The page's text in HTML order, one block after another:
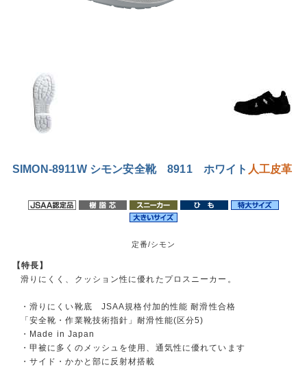
SIMON-8911W シモン安全靴 8911 ホワイト 人工皮革
定番/シモン
【特長】
滑りにくく、クッション性に優れたプロスニーカー。
・滑りにくい靴底 JSAA規格付加的性能 耐滑性合格
「安全靴・作業靴技術指針」耐滑性能(区分5)
・Made in Japan
・甲被に多くのメッシュを使用、通気性に優れています
・サイド・かかと部に反射材搭載